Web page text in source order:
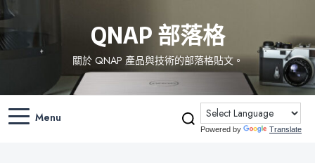
QNAP 部落格
關於 QNAP 產品與技術的部落格貼文。
Menu
Powered by Translate